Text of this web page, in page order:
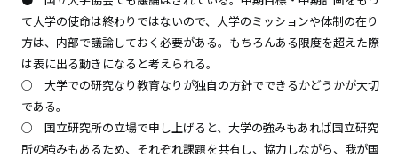
て大学の使命は終わりではないので、大学のミッションや体制の在り
方は、内部で議論しておく必要がある。もちろんある限度を超えた際
は表に出る動きになると考えられる。
○ 大学での研究なり教育なりが独自の方針でできるかどうかが大切
である。
○ 国立研究所の立場で申し上げると、大学の強みもあれば国立研究
所の強みもあるため、それぞれ課題を共有し、協力しながら、我が国